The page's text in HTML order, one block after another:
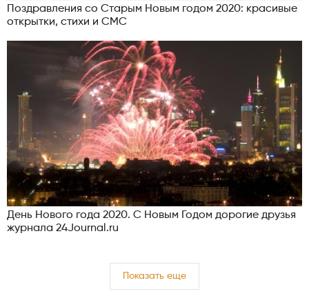
Поздравления со Старым Новым годом 2020: красивые
открытки, стихи и СМС
День Нового года 2020. С Новым Годом дорогие друзья
журнала 24Journal.ru
Показать еще